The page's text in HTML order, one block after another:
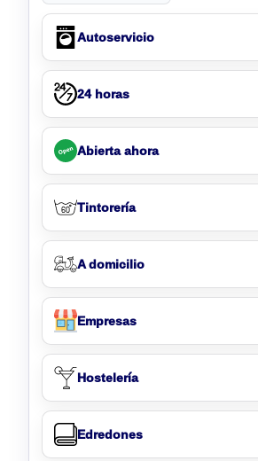
Autoservicio
24 horas
Abierta ahora
Tintorería
A domicilio
Empresas
Hostelería
Edredones